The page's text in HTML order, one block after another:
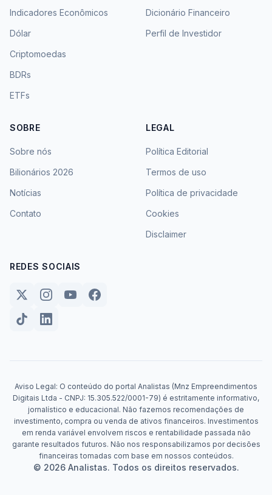
Indicadores Econômicos
Dólar
Criptomoedas
BDRs
ETFs
Dicionário Financeiro
Perfil de Investidor
SOBRE
Sobre nós
Bilionários 2026
Notícias
Contato
LEGAL
Política Editorial
Termos de uso
Política de privacidade
Cookies
Disclaimer
REDES SOCIAIS
Aviso Legal: O conteúdo do portal Analistas (Mnz Empreendimentos
Digitais Ltda - CNPJ: 15.305.522/0001-79) é estritamente informativo,
jornalístico e educacional. Não fazemos recomendações de
investimento, compra ou venda de ativos financeiros. Investimentos
em renda variável envolvem riscos e rentabilidade passada não
garante resultados futuros. Não nos responsabilizamos por decisões
financeiras tomadas com base em nossos conteúdos.
© 2026 Analistas. Todos os direitos reservados.